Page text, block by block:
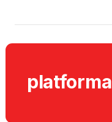
platforma